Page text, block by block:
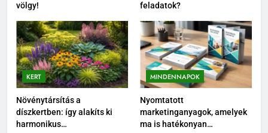
völgy!
feladatok?
KERT
Növénytársítás a
díszkertben: így alakíts ki
harmonikus
MINDENNAPOK
Nyomtatott
marketinganyagok, amelyek
ma is hatékonyan